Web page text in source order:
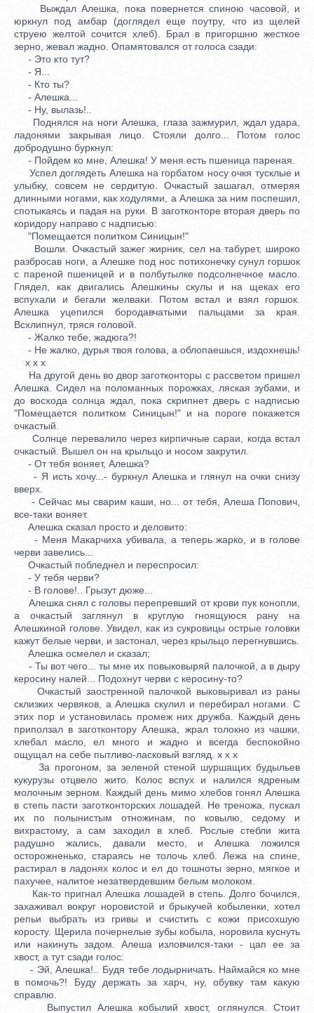
Выждал Алешка, пока повернется спиною часовой, и
юркнул под амбар (доглядел еще поутру, что из щелей
струею желтой сочится хлеб). Брал в пригоршню жесткое
зерно, жевал жадно. Опамятовался от голоса сзади:
- Это кто тут?
- Я...
- Кто ты?
- Алешка...
- Ну, вылазь!..
Поднялся на ноги Алешка, глаза зажмурил, ждал удара,
ладонями закрывая лицо. Стояли долго... Потом голос
добродушно буркнул:
- Пойдем ко мне, Алешка! У меня есть пшеница пареная.
Успел доглядеть Алешка на горбатом носу очкя тусклые и
улыбку, совсем не сердитую. Очкастый зашагал, отмеряя
длинными ногами, как ходулями, а Алешка за ним поспешил,
спотыкаясь и падая на руки. В заготконторе вторая дверь по
коридору направо с надписью:
"Помещается политком Синицын!"
Вошли. Очкастый зажег жирник, сел на табурет, широко
разбросав ноги, а Алешке под нос потихонечку сунул горшок
с пареной пшеницей и в полбутылке подсолнечное масло.
Глядел, как двигались Алешкины скулы и на щеках его
вспухали и бегали желваки. Потом встал и взял горшок.
Алешка уцепился бородавчатыми пальцами за края.
Всхлипнул, тряся головой.
- Жалко тебе, жадюга?!
- Не жалко, дурья твоя голова, а облопаешься, издохнешь!
x x x
На другой день во двор заготконторы с рассветом пришел
Алешка. Сидел на поломанных порожках, ляская зубами, и
до восхода солнца ждал, пока скрипнет дверь с надписью
"Помещается политком Синицын!" и на пороге покажется
очкастый.
Солнце перевалило через кирпичные сараи, когда встал
очкастый. Вышел он на крыльцо и носом закрутил.
- От тебя воняет, Алешка?
- Я исть хочу...- буркнул Алешка и глянул на очки снизу
вверх.
- Сейчас мы сварим каши, но... от тебя, Алеша Попович,
все-таки воняет.
Алешка сказал просто и деловито:
- Меня Макарчиха убивала, а теперь жарко, и в голове
черви завелись...
Очкастый побледнел и переспросил:
- У тебя черви?
- В голове!.. Грызут дюже...
Алешка снял с головы перепревший от крови пук конопли,
а очкастый заглянул в круглую гноящуюся рану на
Алешкиной голове. Увидел, как из сукровицы острые головки
кажут белые черви, и застонал, через крыльцо перегнувшись.
Алешка осмелел и сказал;
- Ты вот чего... ты мне их повыковыряй палочкой, а в дыру
керосину налей... Подохнут черви с керосину-то?
Очкастый заостренной палочкой выковыривал из раны
склизких червяков, а Алешка скулил и перебирал ногами. С
этих пор и установилась промеж них дружба. Каждый день
приползал в заготконтору Алешка, жрал толокно из чашки,
хлебал масло, ел много и жадно и всегда беспокойно
ощущал на себе пытливо-ласковый взгляд. x x x
За прогоном, за зеленой стеной шуршащих будыльев
кукурузы отцвело жито. Колос вспух и налился ядреным
молочным зерном. Каждый день мимо хлебов гонял Алешка
в степь пасти заготконторских лошадей. Не треножа, пускал
их по полынистым отножинам, по ковылю, седому и
вихрастому, а сам заходил в хлеб. Рослые стебли жита
радушно жались, давали место, и Алешка ложился
осторожненько, стараясь не толочь хлеб. Лежа на спине,
растирал в ладонях колос и ел до тошноты зерно, мягкое и
пахучее, налитое незатвердевшим белым молоком.
Как-то пригнал Алешка лошадей в степь. Долго бочился,
захаживал вокруг норовистой и брыкучей кобыленки, хотел
репьи выбрать из гривы и счистить с кожи присохшую
коросту. Щерила почернелые зубы кобыла, норовила куснуть
или накинуть задом. Алеша изловчился-таки - цап ее за
хвост, а тут сзади голос:
- Эй, Алешка!.. Будя тебе лодырничать. Наймайся ко мне
в помочь?! Буду держать за харч, ну, обувку там какую
справлю.
Выпустил Алешка кобылий хвост, оглянулся. Стоит